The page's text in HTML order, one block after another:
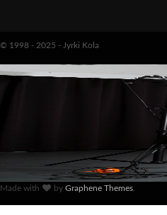
© 1998 - 2025 - Jyrki Kola
Made with byGraphene Themes